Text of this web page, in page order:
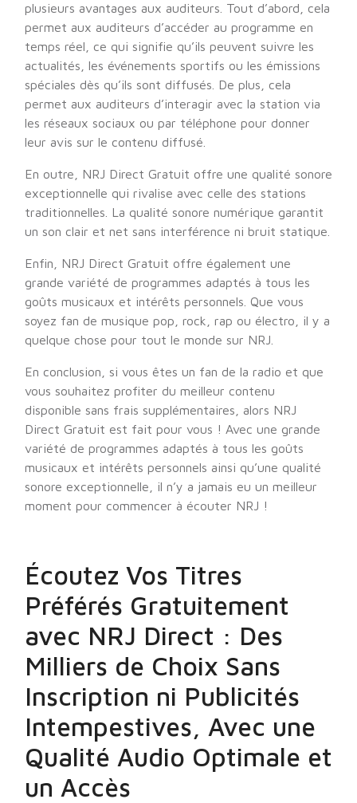
plusieurs avantages aux auditeurs. Tout d’abord, cela
permet aux auditeurs d’accéder au programme en
temps réel, ce qui signifie qu’ils peuvent suivre les
actualités, les événements sportifs ou les émissions
spéciales dès qu’ils sont diffusés. De plus, cela
permet aux auditeurs d’interagir avec la station via
les réseaux sociaux ou par téléphone pour donner
leur avis sur le contenu diffusé.
En outre, NRJ Direct Gratuit offre une qualité sonore
exceptionnelle qui rivalise avec celle des stations
traditionnelles. La qualité sonore numérique garantit
un son clair et net sans interférence ni bruit statique.
Enfin, NRJ Direct Gratuit offre également une
grande variété de programmes adaptés à tous les
goûts musicaux et intérêts personnels. Que vous
soyez fan de musique pop, rock, rap ou électro, il y a
quelque chose pour tout le monde sur NRJ.
En conclusion, si vous êtes un fan de la radio et que
vous souhaitez profiter du meilleur contenu
disponible sans frais supplémentaires, alors NRJ
Direct Gratuit est fait pour vous ! Avec une grande
variété de programmes adaptés à tous les goûts
musicaux et intérêts personnels ainsi qu’une qualité
sonore exceptionnelle, il n’y a jamais eu un meilleur
moment pour commencer à écouter NRJ !
Écoutez Vos Titres
Préférés Gratuitement
avec NRJ Direct : Des
Milliers de Choix Sans
Inscription ni Publicités
Intempestives, Avec une
Qualité Audio Optimale et
un Accès